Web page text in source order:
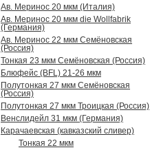
Ав. Меринос 20 мкм (Италия)
Ав. Меринос 20 мкм die Wollfabrik
(Германия)
Ав. Меринос 22 мкм Семёновская
(Россия)
Тонкая 23 мкм Семёновская (Россия)
Блюфейс (BFL) 21-26 мкм
Полутонкая 27 мкм Семёновская
(Россия)
Полутонкая 27 мкм Троицкая (Россия)
Венслидейл 31 мкм (Германия)
Карачаевская (кавказский сливер)
Тонкая 22 мкм